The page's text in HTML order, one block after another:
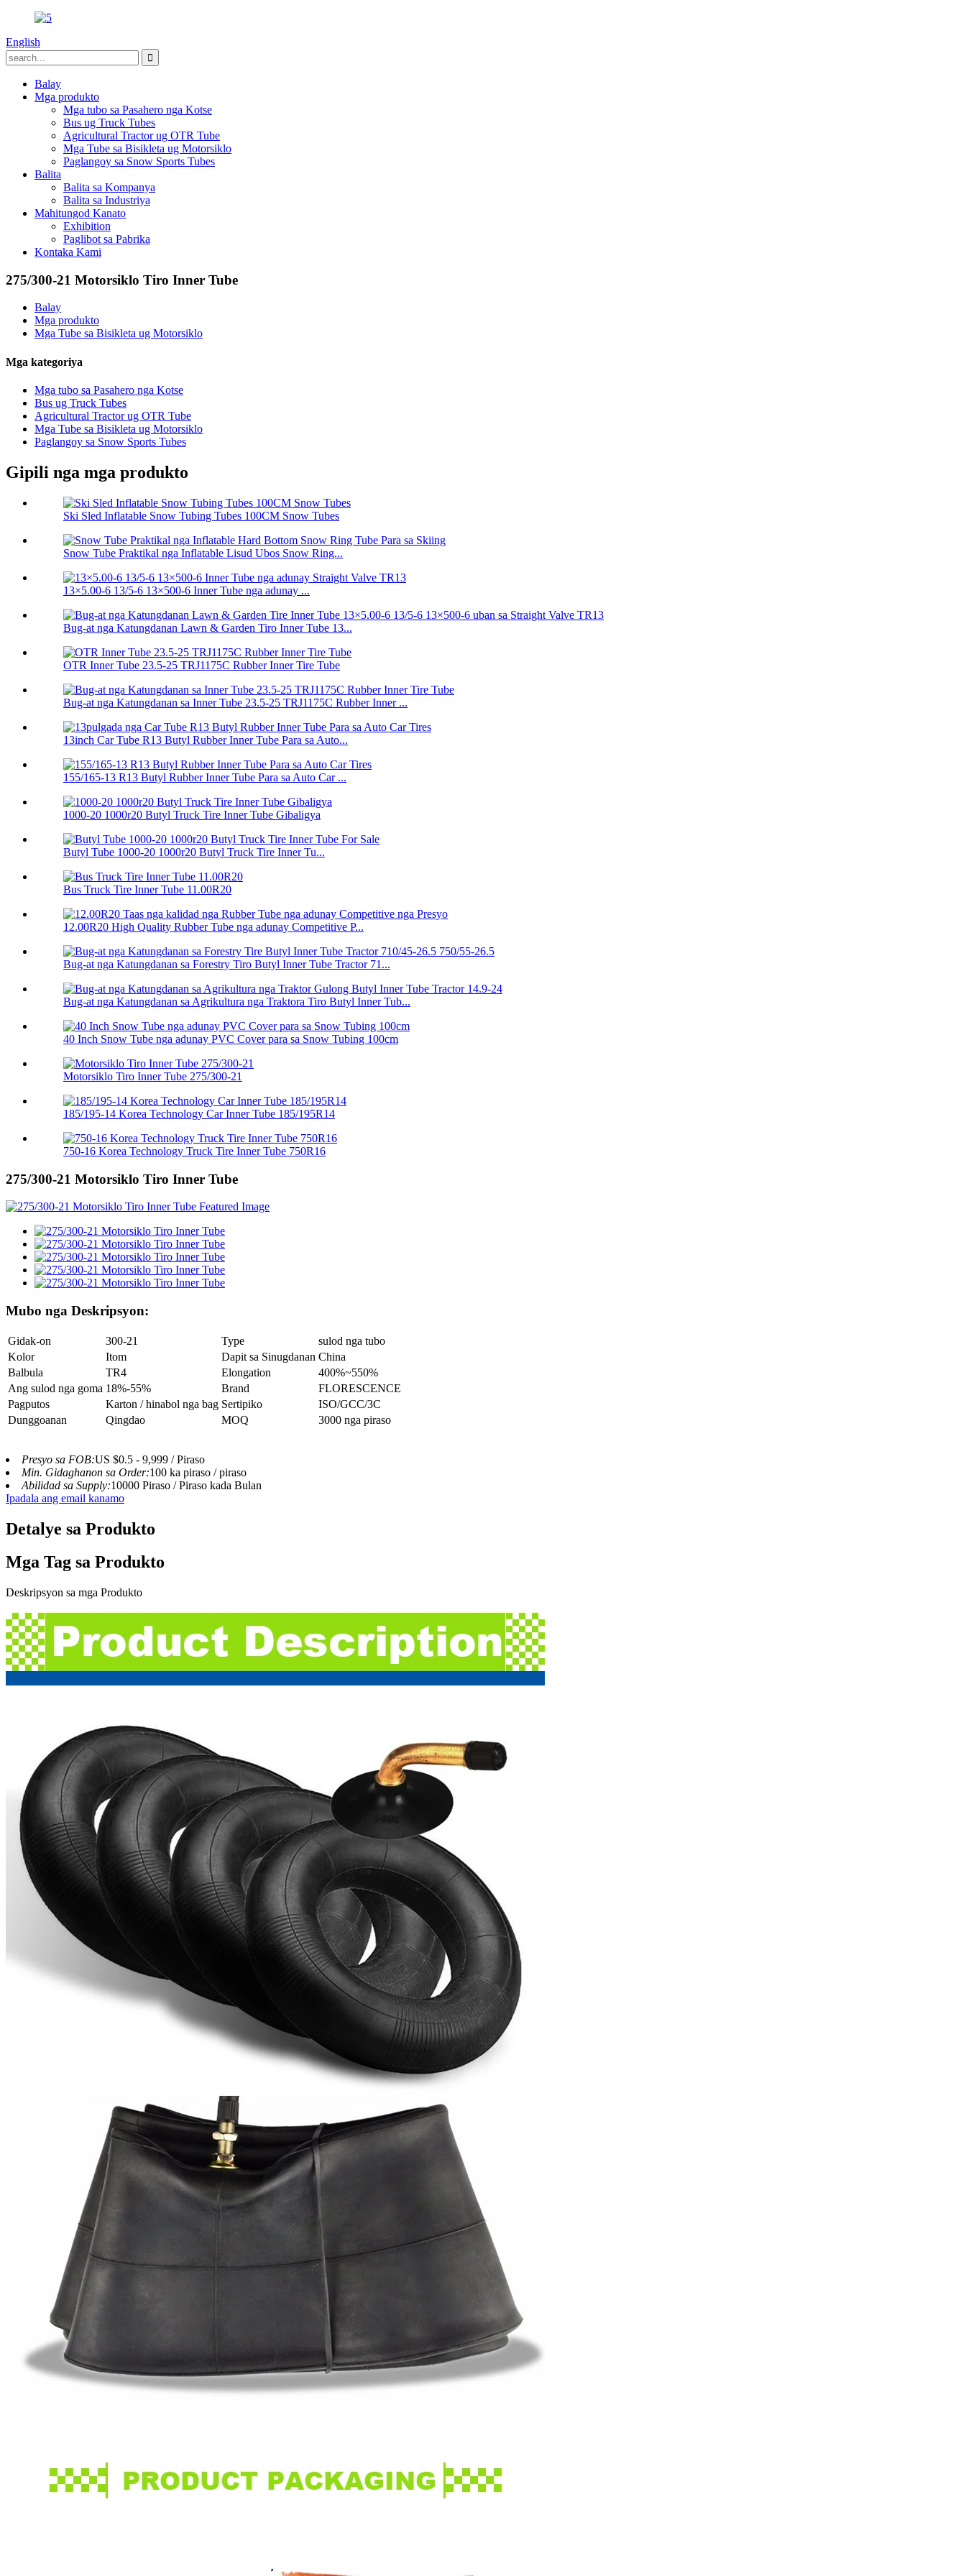
English
Balay
Mga produkto
Mga tubo sa Pasahero nga Kotse
Bus ug Truck Tubes
Agricultural Tractor ug OTR Tube
Mga Tube sa Bisikleta ug Motorsiklo
Paglangoy sa Snow Sports Tubes
Balita
Balita sa Kompanya
Balita sa Industriya
Mahitungod Kanato
Exhibition
Paglibot sa Pabrika
Kontaka Kami
275/300-21 Motorsiklo Tiro Inner Tube
Balay
Mga produkto
Mga Tube sa Bisikleta ug Motorsiklo
Mga kategoriya
Mga tubo sa Pasahero nga Kotse
Bus ug Truck Tubes
Agricultural Tractor ug OTR Tube
Mga Tube sa Bisikleta ug Motorsiklo
Paglangoy sa Snow Sports Tubes
Gipili nga mga produkto
Ski Sled Inflatable Snow Tubing Tubes 100CM Snow Tubes
Snow Tube Praktikal nga Inflatable Lisud Ubos Snow Ring...
13×5.00-6 13/5-6 13×500-6 Inner Tube nga adunay ...
Bug-at nga Katungdanan Lawn & Garden Tiro Inner Tube 13...
OTR Inner Tube 23.5-25 TRJ1175C Rubber Inner Tire Tube
Bug-at nga Katungdanan sa Inner Tube 23.5-25 TRJ1175C Rubber Inner ...
13inch Car Tube R13 Butyl Rubber Inner Tube Para sa Auto...
155/165-13 R13 Butyl Rubber Inner Tube Para sa Auto Car ...
1000-20 1000r20 Butyl Truck Tire Inner Tube Gibaligya
Butyl Tube 1000-20 1000r20 Butyl Truck Tire Inner Tu...
Bus Truck Tire Inner Tube 11.00R20
12.00R20 High Quality Rubber Tube nga adunay Competitive P...
Bug-at nga Katungdanan sa Forestry Tiro Butyl Inner Tube Tractor 71...
Bug-at nga Katungdanan sa Agrikultura nga Traktora Tiro Butyl Inner Tub...
40 Inch Snow Tube nga adunay PVC Cover para sa Snow Tubing 100cm
Motorsiklo Tiro Inner Tube 275/300-21
185/195-14 Korea Technology Car Inner Tube 185/195R14
750-16 Korea Technology Truck Tire Inner Tube 750R16
275/300-21 Motorsiklo Tiro Inner Tube
Mubo nga Deskripsyon:
Gidak-on 300-21 Type
sulod nga tubo
Kolor
Itom Dapit sa Sinugdanan China
Balbula
TR4 Elongation
400%~550%
Ang sulod nga goma 18%-55% Brand
FLORESCENCE
Pagputos
Karton / hinabol nga bag Sertipiko
ISO/GCC/3C
Dunggoanan
Qingdao MOQ 3000 nga piraso
Presyo sa FOB:US $0.5 - 9,999 / Piraso
Min. Gidaghanon sa Order:100 ka piraso / piraso
Abilidad sa Supply:10000 Piraso / Piraso kada Bulan
Ipadala ang email kanamo
Detalye sa Produkto
Mga Tag sa Produkto
Deskripsyon sa mga Produkto